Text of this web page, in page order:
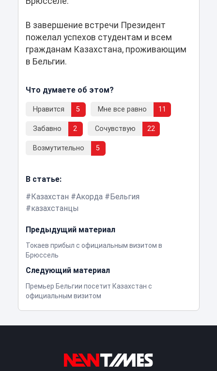
В завершение встречи Президент
пожелал успехов студентам и всем
гражданам Казахстана, проживающим
в Бельгии.
Что думаете об этом?
Нравится 5 Мне все равно 11
Забавно 2 Сочувствую 22
Возмутительно 5
В статье:
Казахстан
Акорда
Бельгия
казахстанцы
Предыдущий материал
Токаев прибыл с официальным визитом в
Брюссель
Следующий материал
Премьер Бельгии посетит Казахстан с
официальным визитом